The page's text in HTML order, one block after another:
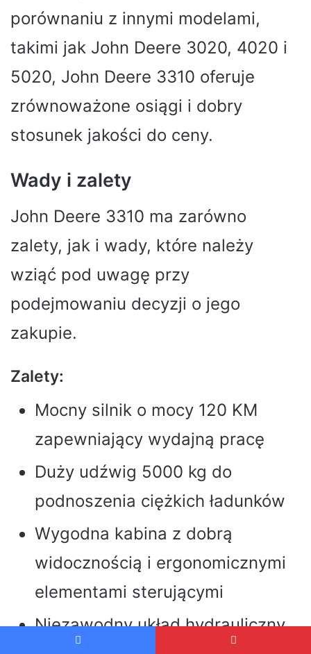
porównaniu z innymi modelami,
takimi jak John Deere 3020, 4020 i
5020, John Deere 3310 oferuje
zrównoważone osiągi i dobry
stosunek jakości do ceny.
Wady i zalety
John Deere 3310 ma zarówno
zalety, jak i wady, które należy
wziąć pod uwagę przy
podejmowaniu decyzji o jego
zakupie.
Zalety:
Mocny silnik o mocy 120 KM
zapewniający wydajną pracę
Duży udźwig 5000 kg do
podnoszenia ciężkich ładunków
Wygodna kabina z dobrą
widocznością i ergonomicznymi
elementami sterującymi
Niezawodny układ hydrauliczny